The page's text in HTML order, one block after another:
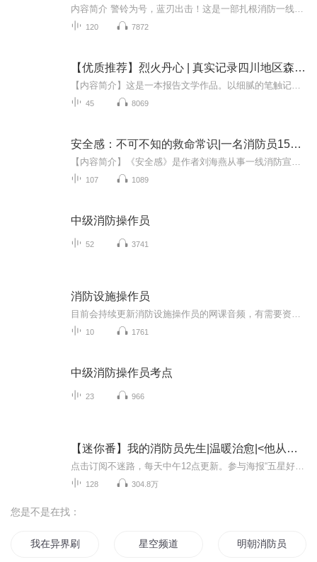
120 7872
【优质推荐】烈火丹心 | 真实记录四川地区森林消防员生活
45 8069
安全感：不可不知的救命常识|一名消防员15年灾害现场亲历感悟|安全教育|AI电子书
107 1089
中级消防操作员
52 3741
消防设施操作员
10 1761
中级消防操作员考点
23 966
【迷你番】我的消防员先生|温暖治愈|<他从火光中走来>同类青春言情|曲音静子&狐狸领衔多人有声剧
128 304.8万
您是不是在找：
我在异界刷视频 星空频道 明朝消防员